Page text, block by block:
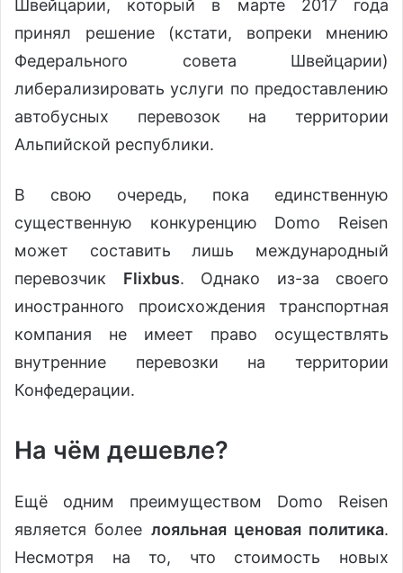
Швейцарии, который в марте 2017 года
принял решение (кстати, вопреки мнению
Федерального совета Швейцарии)
либерализировать услуги по предоставлению
автобусных перевозок на территории
Альпийской республики.
В свою очередь, пока единственную
существенную конкуренцию Domo Reisen
может составить лишь международный
перевозчик Flixbus. Однако из-за своего
иностранного происхождения транспортная
компания не имеет право осуществлять
внутренние перевозки на территории
Конфедерации.
На чём дешевле?
Ещё одним преимуществом Domo Reisen
является более лояльная ценовая политика.
Несмотря на то, что стоимость новых